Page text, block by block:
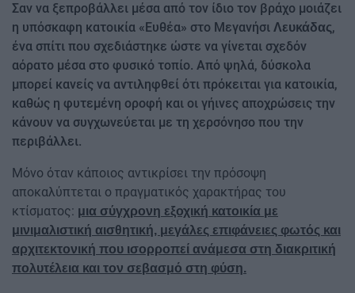
Σαν να ξεπροβάλλει μέσα από τον ίδιο τον βράχο μοιάζει
η υπόσκαφη κατοικία «Ευθέα» στο Μεγανήσι Λευκάδας,
ένα σπίτι που σχεδιάστηκε ώστε να γίνεται σχεδόν
αόρατο μέσα στο φυσικό τοπίο. Από ψηλά, δύσκολα
μπορεί κανείς να αντιληφθεί ότι πρόκειται για κατοικία,
καθώς η φυτεμένη οροφή και οι γήινες αποχρώσεις την
κάνουν να συγχωνεύεται με τη χερσόνησο που την
περιβάλλει.
Μόνο όταν κάποιος αντικρίσει την πρόσοψη
αποκαλύπτεται ο πραγματικός χαρακτήρας του
κτίσματος: μια σύγχρονη εξοχική κατοικία με
μινιμαλιστική αισθητική, μεγάλες επιφάνειες φωτός και
αρχιτεκτονική που ισορροπεί ανάμεσα στη διακριτική
πολυτέλεια και τον σεβασμό στη φύση.